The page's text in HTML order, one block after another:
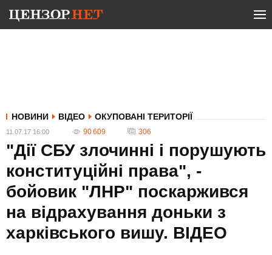
НОВИНИ ВІДЕО ОКУПОВАНІ ТЕРИТОРІЇ
11.07.17 16:00 90 609 306
"Дії СБУ злочинні і порушують
конституційні права", -
бойовик "ЛНР" поскаржився
на відрахування доньки з
харківського вишу. ВIДЕО